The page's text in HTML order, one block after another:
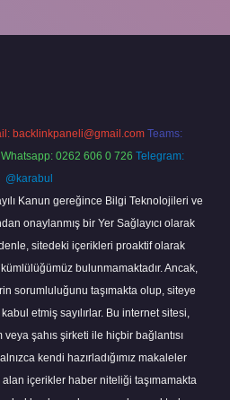
backlinkpaneli@gmail.com Teams:
Whatsapp: 0262 606 0 726 Telegram:
@karabul
Kanun gereğince Bilgi Teknolojileri ve
onaylanmış bir Yer Sağlayıcı olarak
sitedeki içerikleri proaktif olarak
bulunmamaktadır. Ancak,
sorumluluğunu taşımakta olup, siteye
etmiş sayılırlar. Bu internet sitesi,
şahıs şirketi ile hiçbir bağlantısı
kendi hazırladığımız makaleler
alan içerikler haber niteliği taşımamakta